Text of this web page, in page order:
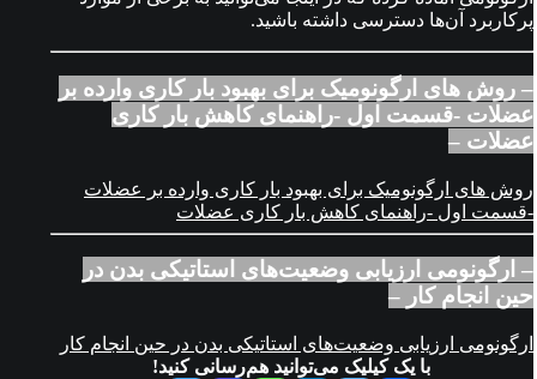
پرکاربرد آن‌ها دسترسی داشته باشید.
– روش های ارگونومیک برای بهبود بار کاری وارده بر
عضلات -قسمت اول -راهنمای کاهش بار کاری
عضلات –
روش های ارگونومیک برای بهبود بار کاری وارده بر عضلات
-قسمت اول -راهنمای کاهش بار کاری عضلات
– ارگونومی ارزیابی وضعیت‌های استاتیکی بدن در
حین انجام کار –
ارگونومی ارزیابی وضعیت‌های استاتیکی بدن در حین انجام کار
با یک کیلیک می‌توانید هم‌رسانی کنید!